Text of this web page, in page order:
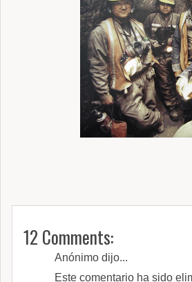
12 Comments:
Anónimo dijo...
Este comentario ha sido